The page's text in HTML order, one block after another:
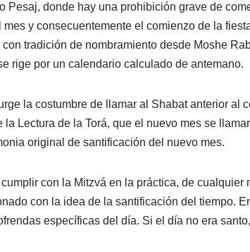
Pesaj, donde hay una prohibición grave de
y consecuentemente el comienzo de la
tradición de nombramiento desde Moshe
rige por un calendario calculado de antemano.
la costumbre de llamar al Shabat anterior
la Lectura de la Torá, que el nuevo mes se
original de santificación del nuevo mes.
con la Mitzvá en la práctica, de
con la idea de la santificación del tiempo.
específicas del día. Si el día no era